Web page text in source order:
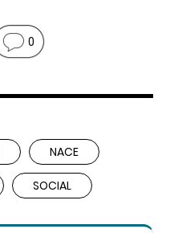
0
NACE
SOCIAL